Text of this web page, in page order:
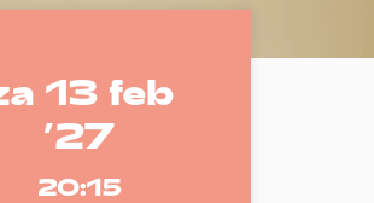
13 feb
’27
20:15